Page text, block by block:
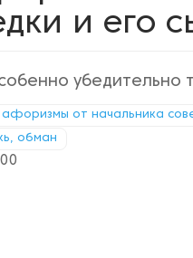
и его
убедительно
афоризмы от начальника
обман